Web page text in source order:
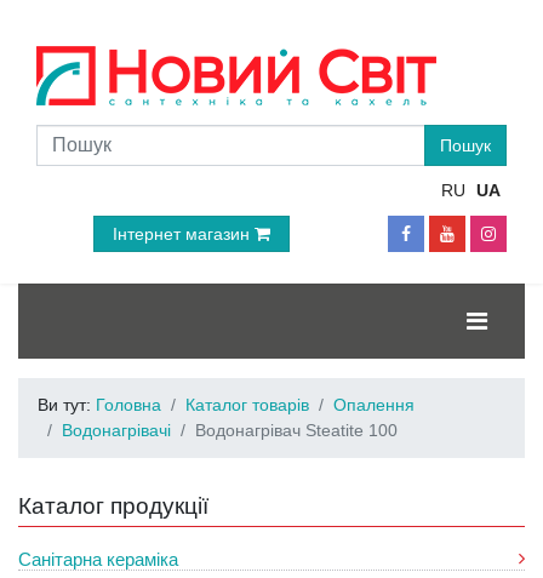
RU UA
Інтернет магазин
Ви тут: Головна Каталог товарів
Опалення
Водонагрівачі
Водонагрівач Steatite 100
Каталог продукції
Санітарна кераміка